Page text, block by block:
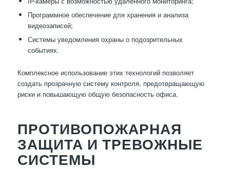
Программное обеспечение для хранения и анализа
видеозаписей;
Системы уведомления охраны о подозрительных
событиях.
Комплексное использование этих технологий позволяет
создать прозрачную систему контроля, предотвращающую
риски и повышающую общую безопасность офиса.
ПРОТИВОПОЖАРНАЯ
ЗАЩИТА И ТРЕВОЖНЫЕ
СИСТЕМЫ